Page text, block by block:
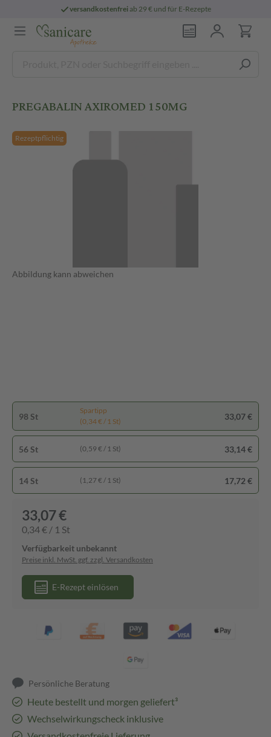
versandkostenfreiab 29 € und für E-Rezepte
PREGABALIN AXIROMED 150MG
Rezeptpflichtig
Abbildung kann abweichen
98 St
Spartipp
(0,34 € / 1 St)
33,07 €
56 St (0,59 € / 1 St) 33,14 €
14 St (1,27 € / 1 St) 17,72 €
33,07 €
0,34 € / 1 St
Verfügbarkeit unbekannt
Preise inkl. MwSt. ggf. zzgl. Versandkosten
E-Rezept einlösen
Persönliche Beratung
Heute bestellt und morgen geliefert³
Wechselwirkungscheck inklusive